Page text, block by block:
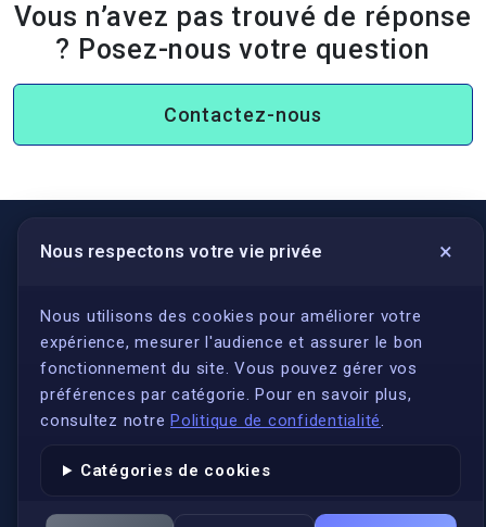
Vous n’avez pas trouvé de réponse
? Posez-nous votre question
Contactez-nous
Nous respectons votre vie privée ×
Nous utilisons des cookies pour améliorer votre
expérience, mesurer l'audience et assurer le bon
fonctionnement du site. Vous pouvez gérer vos
préférences par catégorie. Pour en savoir plus,
consultez notre Politique de confidentialité.
Catégories de cookies
LIENS UTILES
S'inscrire
Qui sommes-nous ?
Conformité
Annuaires des traducteurs assermentés
Actualités
Services